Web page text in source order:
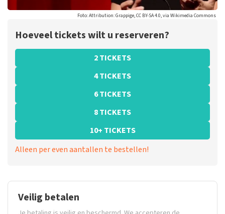
Foto: Attribution: Grappige, CC BY-SA 4.0, via Wikimedia Commons
Hoeveel tickets wilt u reserveren?
2 TICKETS
4 TICKETS
6 TICKETS
8 TICKETS
10+ TICKETS
Alleen per even aantallen te bestellen!
Veilig betalen